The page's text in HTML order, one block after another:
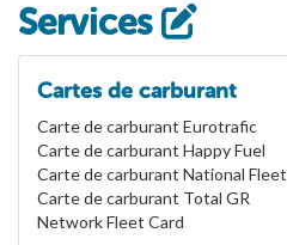
Services
Cartes de carburant
Carte de carburant Eurotrafic
Carte de carburant Happy Fuel
Carte de carburant National Fleet
Carte de carburant Total GR
Network Fleet Card